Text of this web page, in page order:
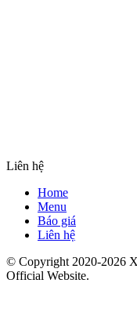
Liên hệ
Home
Menu
Báo giá
Liên hệ
© Copyright 2020-2026
Official Website.